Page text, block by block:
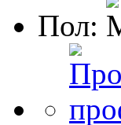
Пол: